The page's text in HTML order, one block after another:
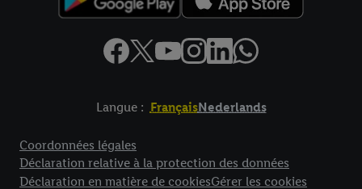
Langue : FrançaisNederlands
Coordonnées légales
Déclaration relative à la protection des données
Déclaration en matière de cookiesGérer les cookies